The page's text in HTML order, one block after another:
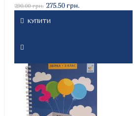
290.00 грн. 275.50 грн.
КУПИТИ